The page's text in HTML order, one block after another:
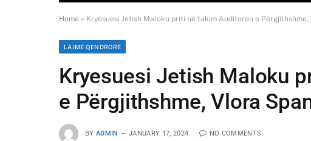
Home » Kryesuesi Jetish Maloku priti në takim Auditoren e Përgjithshme,
LAJME QENDRORE
Kryesuesi Jetish Maloku
e Përgjithshme, Vlora
BY ADMIN JANUARY 17, 2024 NO COMMENTS